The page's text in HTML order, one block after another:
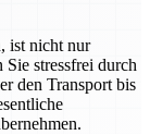
ist nicht nur
stressfrei durch
den Transport bis